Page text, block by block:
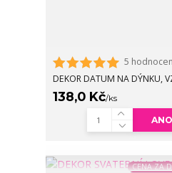
5
DEKOR DATUM NA DÝNKU,
138,0 Kč/ks
CENA ZA